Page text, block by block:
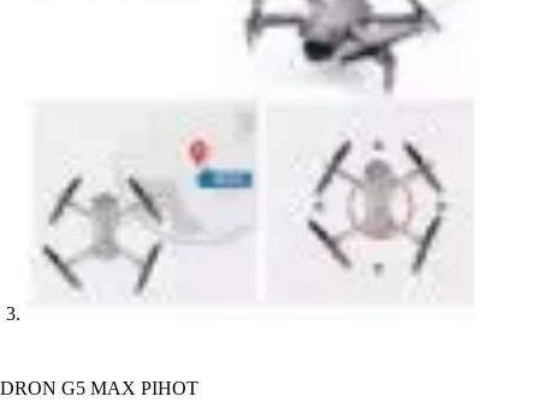
DRON G5 MAX PIHOT